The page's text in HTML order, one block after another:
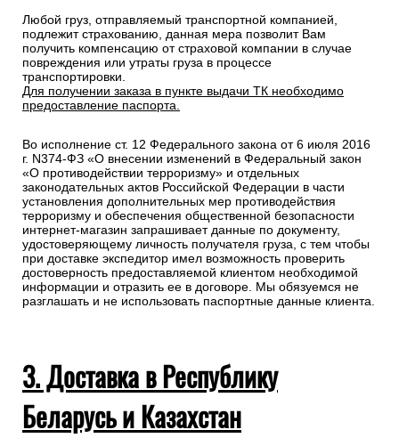
Любой груз, отправляемый транспортной компанией,
подлежит страхованию, данная мера позволит Вам
получить компенсацию от страховой компании в случае
повреждения или утраты груза в процессе
транспортировки.
Для получении заказа в пункте выдачи ТК необходимо
предоставление паспорта.
Во исполнение ст. 12 Федерального закона от 6 июля 2016
г. N374-ФЗ «О внесении изменений в Федеральный закон
«О противодействии терроризму» и отдельных
законодательных актов Российской Федерации в части
установления дополнительных мер противодействия
терроризму и обеспечения общественной безопасности
интернет-магазин запрашивает данные по документу,
удостоверяющему личность получателя груза, с тем чтобы
при доставке экспедитор имел возможность проверить
достоверность предоставляемой клиентом необходимой
информации и отразить ее в договоре. Мы обязуемся не
разглашать и не использовать паспортные данные клиента.
3. Доставка в Республику
Беларусь и Казахстан